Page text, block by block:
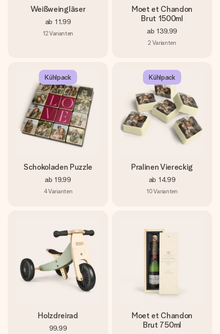
Weißweingläser
ab 11,99
12Varianten
Moet et Chandon
Brut 1500ml
ab 139,99
2 Varianten
Kühlpack
Schokoladen Puzzle
ab 19,99
4Varianten
Kühlpack
Pralinen Viereckig
ab 14,99
10Varianten
Holzdreirad
99,99
Moet et Chandon
Brut 750ml